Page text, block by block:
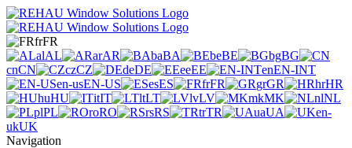
frFR
alAL arAR baBA beBE bgBG
cnCN czCZ deDE eeEE enEN-INT
en-usEN-US esES frFR grGR hrHR
huHU itIT ltLT lvLV mkMK nlNL
plPL roRO rsRS trTR uaUA
en-
ukUK
Navigation